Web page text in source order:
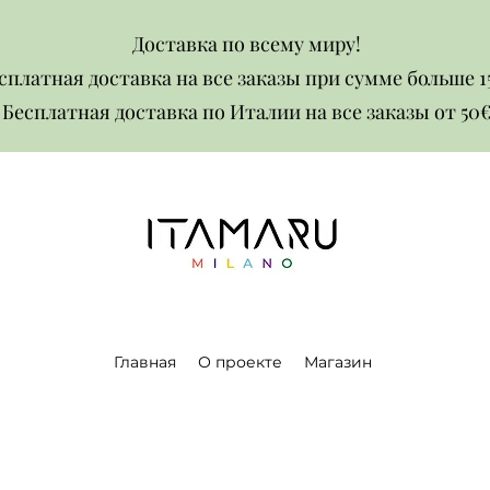
Доставка по всему миру!
доставка на все заказы при сумме больше
Бесплатная доставка по Италии на все заказы от 50€​​​
Главная О проекте Магазин